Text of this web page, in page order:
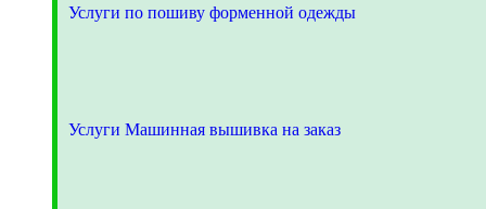
Услуги по пошиву форменной одежды
Услуги Машинная вышивка на заказ